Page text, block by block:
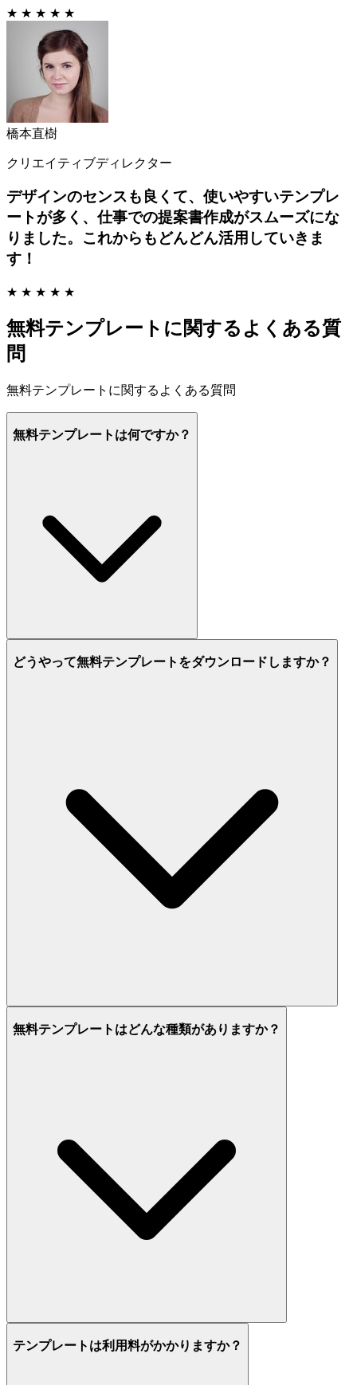
★ ★ ★ ★ ★
橋本直樹
クリエイティブディレクター
デザインのセンスも良くて、使いやすいテンプレ
ートが多く、仕事での提案書作成がスムーズにな
りました。これからもどんどん活用していきま
す！
★ ★ ★ ★ ★
無料テンプレートに関するよくある質
問
無料テンプレートに関するよくある質問
無料テンプレートは何ですか？
どうやって無料テンプレートをダウンロードしますか？
無料テンプレートはどんな種類がありますか？
テンプレートは利用料がかかりますか？